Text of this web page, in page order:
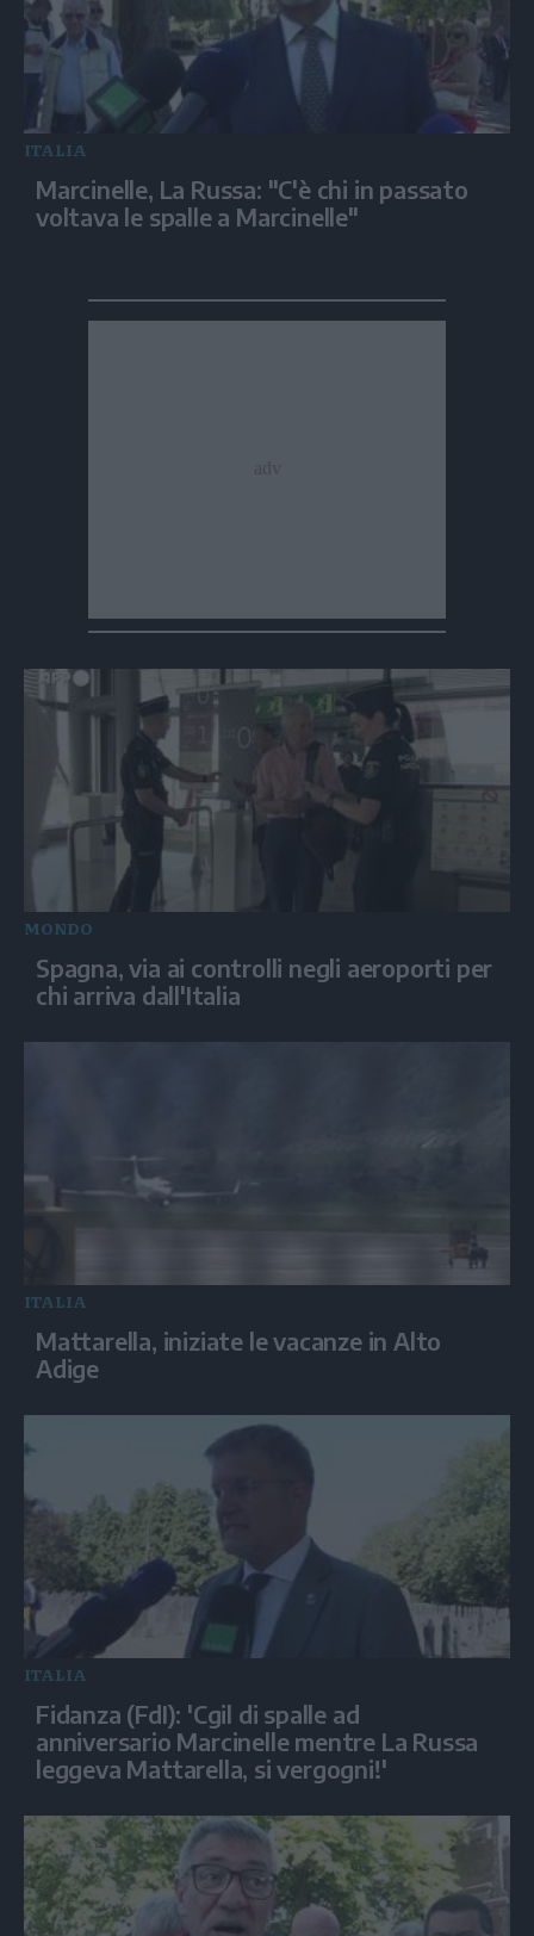
ITALIA
Marcinelle, La Russa: "C'è chi in passato
voltava le spalle a Marcinelle"
MONDO
Spagna, via ai controlli negli aeroporti per
chi arriva dall'Italia
ITALIA
Mattarella, iniziate le vacanze in Alto
Adige
ITALIA
Fidanza (FdI): 'Cgil di spalle ad
anniversario Marcinelle mentre La Russa
leggeva Mattarella, si vergogni!'